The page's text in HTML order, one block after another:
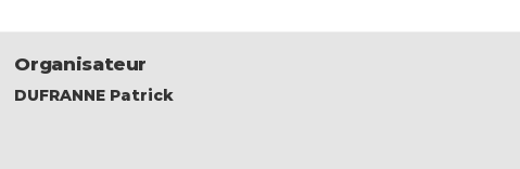
Organisateur
DUFRANNE Patrick